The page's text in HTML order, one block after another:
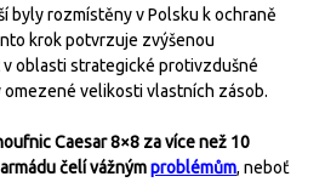
byly rozmístěny v Polsku k ochraně
krok potvrzuje zvýšenou
oblasti strategické protivzdušné
velikosti vlastních zásob.
Caesar 8×8 za více než 10
čelí vážnýmproblémům, neboť